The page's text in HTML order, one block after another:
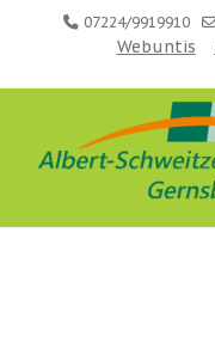
07224/9919910
Webuntis